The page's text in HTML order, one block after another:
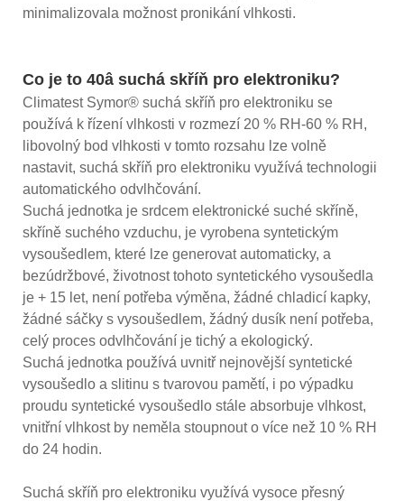
minimalizovala možnost pronikání vlhkosti.
Co je to 40â suchá skříň pro elektroniku?
Climatest Symor® suchá skříň pro elektroniku se
používá k řízení vlhkosti v rozmezí 20 % RH-60 % RH,
libovolný bod vlhkosti v tomto rozsahu lze volně
nastavit, suchá skříň pro elektroniku využívá technologii
automatického odvlhčování.
Suchá jednotka je srdcem elektronické suché skříně,
skříně suchého vzduchu, je vyrobena syntetickým
vysoušedlem, které lze generovat automaticky, a
bezúdržbové, životnost tohoto syntetického vysoušedla
je + 15 let, není potřeba výměna, žádné chladicí kapky,
žádné sáčky s vysoušedlem, žádný dusík není potřeba,
celý proces odvlhčování je tichý a ekologický.
Suchá jednotka používá uvnitř nejnovější syntetické
vysoušedlo a slitinu s tvarovou pamětí, i po výpadku
proudu syntetické vysoušedlo stále absorbuje vlhkost,
vnitřní vlhkost by neměla stoupnout o více než 10 % RH
do 24 hodin.
Suchá skříň pro elektroniku využívá vysoce přesný